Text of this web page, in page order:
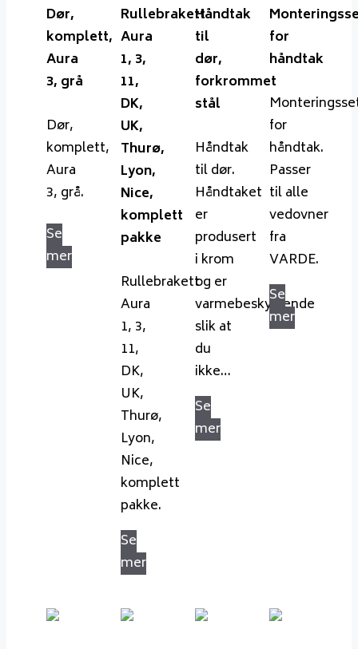
Dør,
komplett,
Aura
3, grå
Dør,
komplett,
Aura
3, grå.
Se
mer
Rullebrakett
Aura
1, 3,
11,
DK,
UK,
Thurø,
Lyon,
Nice,
komplett
pakke
Rullebrakett
Aura
1, 3,
11,
DK,
UK,
Thurø,
Lyon,
Nice,
komplett
pakke.
Se
mer
Håndtak
til
dør,
forkrommet
stål
Håndtak
til dør.
Håndtaket
er
produsert
i krom
og er
varmebeskyttende
slik at
du
ikke…
Se
mer
for
håndtak
for
håndtak.
Passer
til alle
vedovner
fra
VARDE.
Se
mer